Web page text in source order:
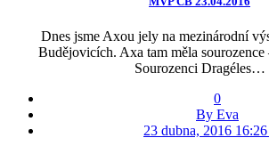
Dnes jsme Axou jely na mezinárodní
Budějovicích. Axa tam měla
Sourozenci Dragéles…
0
By Eva
23 dubna, 2016